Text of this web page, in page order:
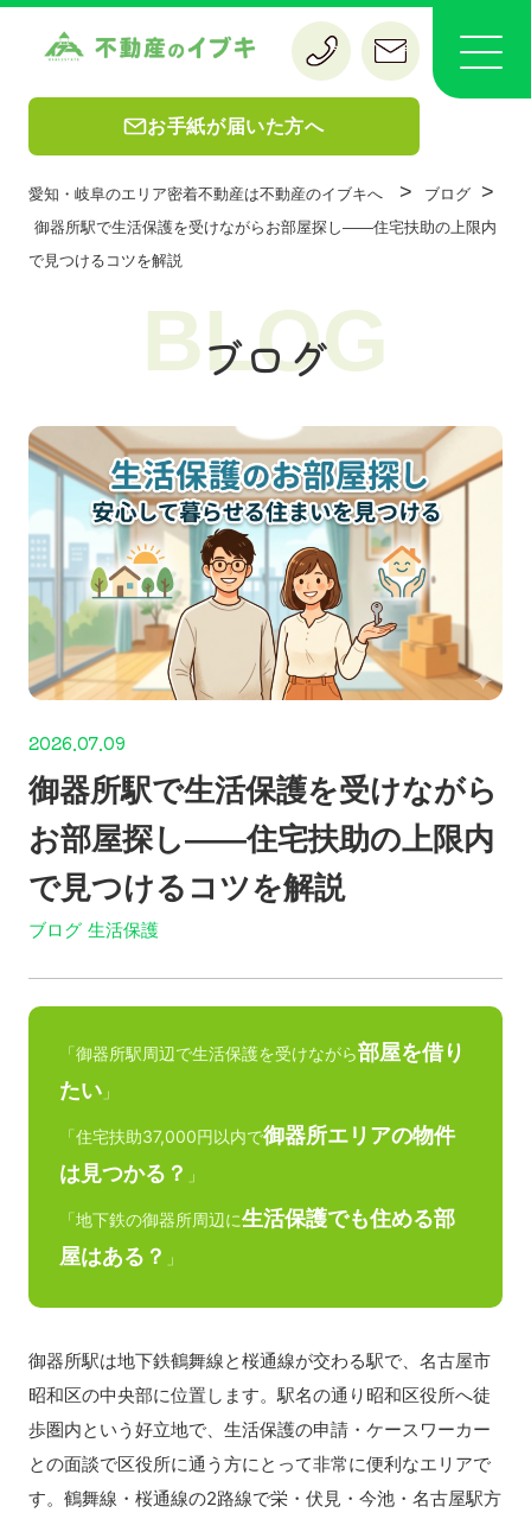
お手紙が届いた方へ
愛知・岐阜のエリア密着不動産は不動産のイブキへ > ブログ >
御器所駅で生活保護を受けながらお部屋探し——住宅扶助の上限内
で見つけるコツを解説
ブログ
BLOG
2026.07.09
御器所駅で生活保護を受けながら
お部屋探し——住宅扶助の上限内
で見つけるコツを解説
ブログ 生活保護
「御器所駅周辺で生活保護を受けながら部屋を借り
たい 」
「住宅扶助37,000円以内で御器所エリアの物件
は見つかる？ 」
「地下鉄の御器所周辺に生活保護でも住める部
屋はある？ 」
御器所駅は地下鉄鶴舞線と桜通線が交わる駅で、名古屋市
昭和区の中央部に位置します。駅名の通り昭和区役所へ徒
歩圏内という好立地で、生活保護の申請・ケースワーカー
との面談で区役所に通う方にとって非常に便利なエリアで
す。鶴舞線・桜通線の2路線で栄・伏見・今池・名古屋駅方